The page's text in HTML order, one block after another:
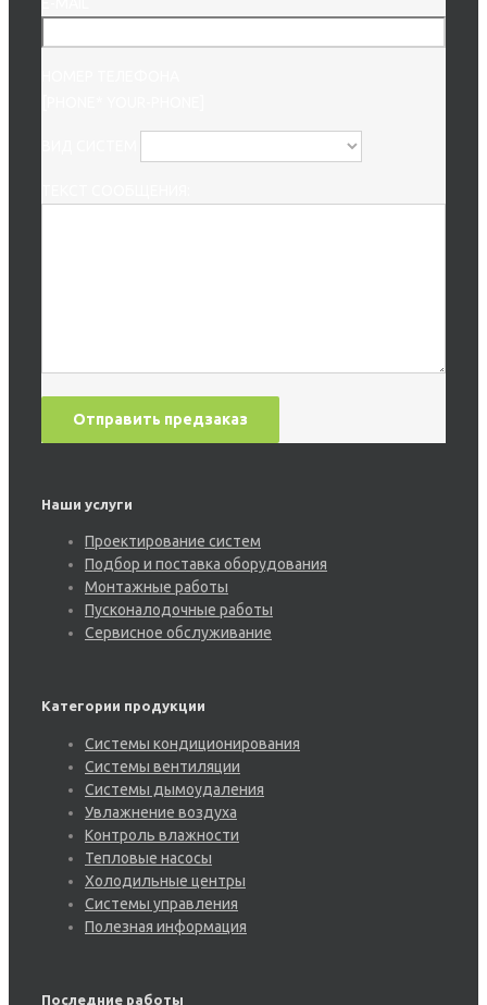
Наши услуги
Проектирование систем
Подбор и поставка оборудования
Монтажные работы
Пусконалодочные работы
Сервисное обслуживание
Категории продукции
Системы кондиционирования
Системы вентиляции
Системы дымоудаления
Увлажнение воздуха
Контроль влажности
Тепловые насосы
Холодильные центры
Системы управления
Полезная информация
Последние работы